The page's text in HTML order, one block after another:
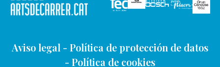
Aviso legal - Política de protección de datos
- Política de cookies